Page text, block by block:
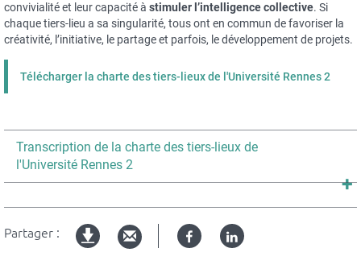
convivialité et leur capacité à stimuler l’intelligence collective. Si
chaque tiers-lieu a sa singularité, tous ont en commun de favoriser la
créativité, l’initiative, le partage et parfois, le développement de projets.
Télécharger la charte des tiers-lieux de l'Université Rennes 2
Titre
du
texte
Transcription de la charte des tiers-lieux de
l'Université Rennes 2
Partager : FacebookLinked